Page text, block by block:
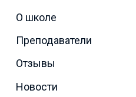
О школе
Преподаватели
Отзывы
Новости